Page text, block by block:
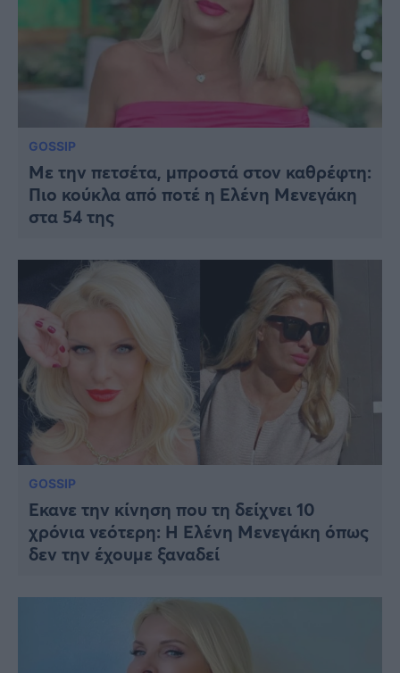
GOSSIP
Με την πετσέτα, μπροστά στον καθρέφτη:
Πιο κούκλα από ποτέ η Ελένη Μενεγάκη
στα 54 της
GOSSIP
Έκανε την κίνηση που τη δείχνει 10
χρόνια νεότερη: Η Ελένη Μενεγάκη όπως
δεν την έχουμε ξαναδεί